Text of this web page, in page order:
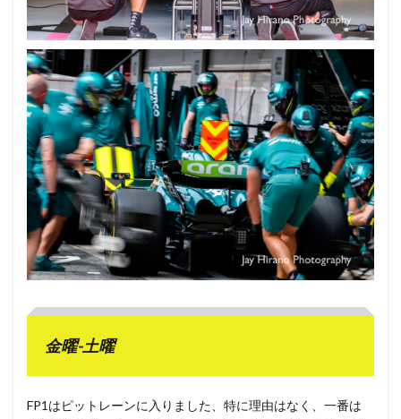
金曜-土曜
FP1はピットレーンに入りました、特に理由はなく、一番は